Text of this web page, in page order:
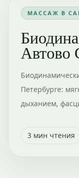
МАССАЖ В
Автово
Петербурге:
дыханием,
3 мин чтения